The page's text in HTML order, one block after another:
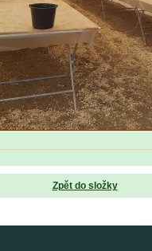
Zpět do složky